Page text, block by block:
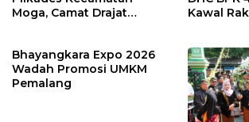
Moga, Camat Drajat
Kawal
Bhayangkara Expo 2026
Wadah Promosi UMKM
Pemalang